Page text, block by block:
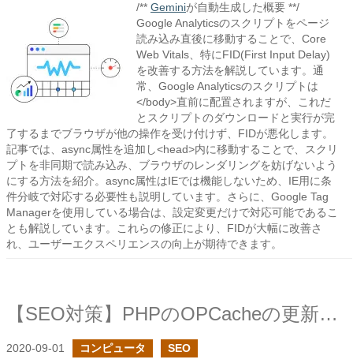
/** Geminiが自動生成した概要 **/
Google Analyticsのスクリプトをページ
読み込み直後に移動することで、Core
Web Vitals、特にFID(First Input Delay)
を改善する方法を解説しています。通
常、Google Analyticsのスクリプトは
</body>直前に配置されますが、これだ
とスクリプトのダウンロードと実行が完
了するまでブラウザが他の操作を受け付けず、FIDが悪化します。
記事では、async属性を追加し<head>内に移動することで、スクリ
プトを非同期で読み込み、ブラウザのレンダリングを妨げないよう
にする方法を紹介。async属性はIEでは機能しないため、IE用に条
件分岐で対応する必要性も説明しています。さらに、Google Tag
Managerを使用している場合は、設定変更だけで対応可能であるこ
とも解説しています。これらの修正により、FIDが大幅に改善さ
れ、ユーザーエクスペリエンスの向上が期待できます。
【SEO対策】PHPのOPCacheの更新チェックの頻度を下げる
2020-09-01 コンピュータ SEO